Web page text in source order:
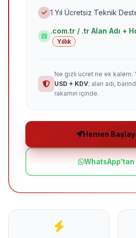
1 Yıl Ücretsiz Teknik
.com.tr / .tr Alan Adı +
Yıllık
Ne gizli ücret ne ek kalem.
USD + KDV; alan adı,
rakamın içinde.
Hemen
WhatsApp'tan